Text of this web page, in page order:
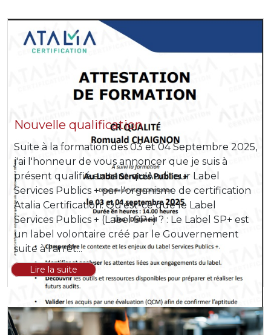
Nouvelle qualification
Suite à la formation des 03 et 04 Septembre 2025,
j'ai l'honneur de vous annoncer que je suis à
présent qualifié en tant qu'Auditeur Label
Services Publics + par l'organisme de certification
Atalia Certification. Qu'est-ce que le Label
Services Publics + (Label SP+) ? : Le Label SP+ est
un label volontaire créé par le Gouvernement
suite à l'arrêt...
Lire la suite